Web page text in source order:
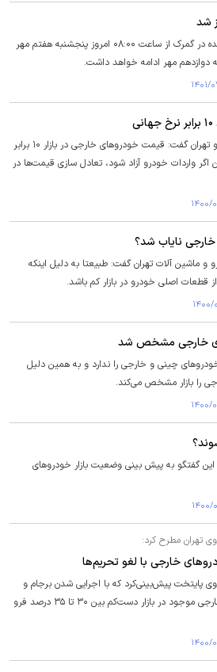
شد
مزایده خودرو‌های خارجی رسوب شده در گمرک از ساعت ۰۸:۰۰ امروز پنجشنبه هفتم مهر
رئیس اتحادیه نمایشگاه‌داران خودرو تهران گفت: قیمت خودرو‌های خارجی در بازار ۱۰ برابر
اگر واردات خودرو آزاد شود، تعادل سازی قیمت‌ها در
نایاب شد؟
و ماشین آلات تهران گفت: طبیعتا به دلیل اینکه
اصلی خودرو در بازار کم باشد.
خارجی مشخص شد
چینی و خارجی را ندارد و به همین دلیل
را بازار مشخص می‌کند.
این گفتگو به پیش بینی وضعیت بازار خودرو‌های
تهران مطرح کرد:
پایتخت پیش‌بینی‌کرد که با اجرایی شدن برجام و
لغو تحریم‌ها، قیمت خودروهای خارجی موجود در بازار دست‌کم بین ۳۰ تا ۳۵ درصد فرو